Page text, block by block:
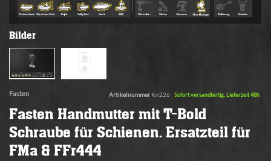
Bilder
Fasten Artikelnummer Kn226 Sofort versandfertig, Lieferzeit 48h
Fasten Handmutter mit T-Bold
Schraube für Schienen. Ersatzteil für
FMa & FFr444